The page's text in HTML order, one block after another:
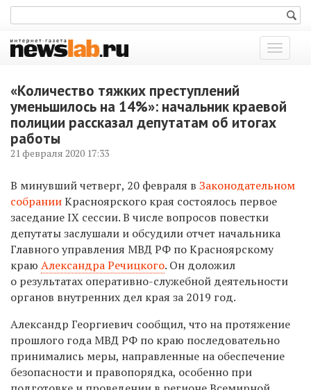
Показать
меню
«Количество тяжких преступлений
уменьшилось на 14%»: начальник краевой
полиции рассказал депутатам об итогах
работы
21 февраля 2020 17:33
В минувший четверг, 20 февраля в Законодательном
собранииКрасноярского края состоялось первое
заседание IХ сессии. В числе вопросов повестки
депутаты заслушали и обсудили отчет начальника
Главного управления МВД РФ по Красноярскому
краю Александра Речицкого. Он доложил
о результатах оперативно-служебной деятельности
органов внутренних дел края за 2019 год.
Александр Георгиевич сообщил, что на протяжение
прошлого года МВД РФ по краю последовательно
принимались меры, направленные на обеспечение
безопасности и правопорядка, особенно при